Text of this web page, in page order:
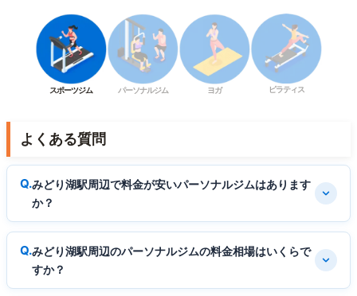
スポーツジム パーソナルジム ヨガ ピラティス
よくある質問
みどり湖駅周辺で料金が安いパーソナルジムはあります
か？
みどり湖駅周辺のパーソナルジムの料金相場はいくらで
すか？